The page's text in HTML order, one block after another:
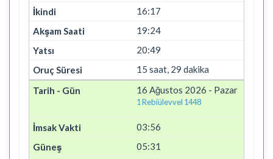
16:17
19:24
20:49
15 saat, 29 dakika
16 Ağustos 2026 - Pazar
1 Rebiülevvel 1448
03:56
05:31